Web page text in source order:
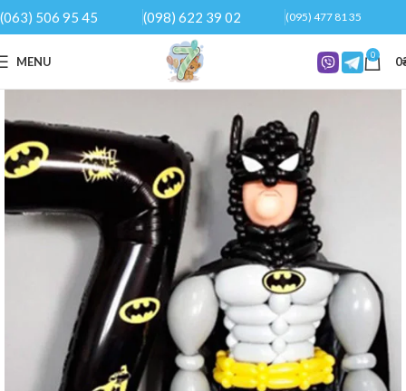
(063) 506 95 45 (098) 622 39 02 (095) 477 81 35
MENU 0 0